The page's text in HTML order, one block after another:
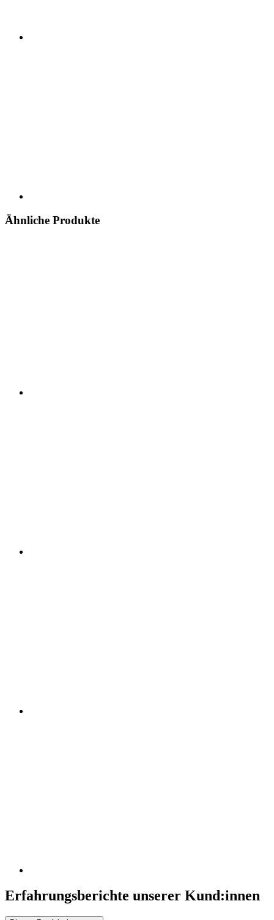
Ähnliche Produkte
Erfahrungsberichte unserer Kund:innen